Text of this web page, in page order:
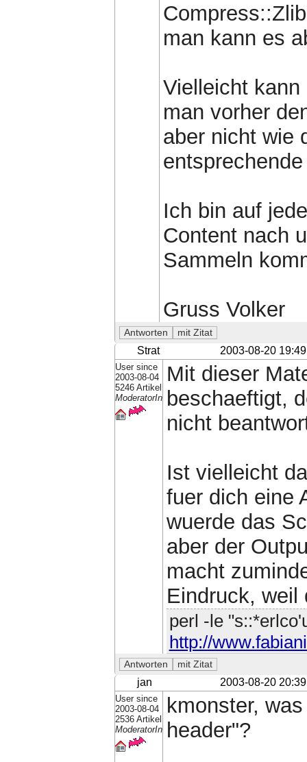
man kann es
Vielleicht
man vorher
aber nicht wie
Ich bin auf
Content nach
Sammeln
Gruss Volker
Strat 2003-08-20 19:49
User since
2003-08-04
5246 Artikel
ModeratorIn
Mit dieser
beschaeftigt,
nicht
Ist vielleicht
fuer dich eine
wuerde das
aber der
macht
Eindruck, weil
perl -le
http://
jan 2003-08-20 20:39
User since
2003-08-04
2536 Artikel
ModeratorIn
kmonster,
header"?